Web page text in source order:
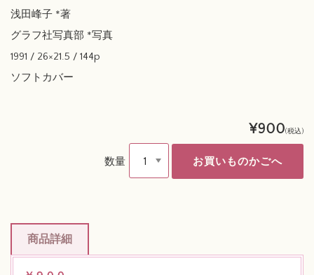
浅田峰子 *著
グラフ社写真部 *写真
1991 / 26×21.5 / 144p
ソフトカバー
¥900(税込)
数量
商品詳細